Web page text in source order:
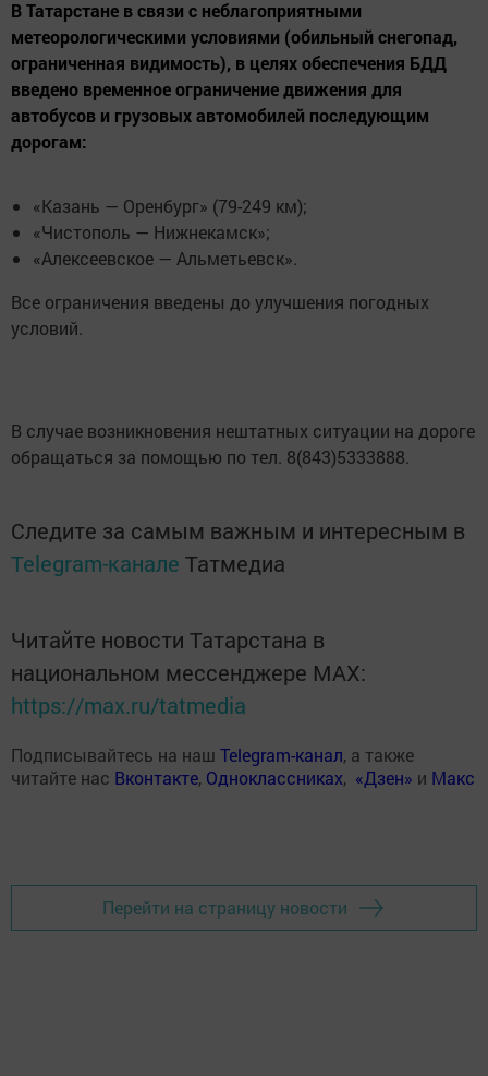
В Татарстане в связи с неблагоприятными
метеорологическими условиями (обильный снегопад,
ограниченная видимость), в целях обеспечения БДД
введено временное ограничение движения для
автобусов и грузовых автомобилей последующим
дорогам:
«Казань — Оренбург» (79-249 км);
«Чистополь — Нижнекамск»;
«Алексеевское — Альметьевск».
Все ограничения введены до улучшения погодных
условий.
В случае возникновения нештатных ситуации на дороге
обращаться за помощью по тел. 8(843)5333888.
Следите за самым важным и интересным в
Telegram-канале Татмедиа
Читайте новости Татарстана в
национальном мессенджере MАХ:
https://max.ru/tatmedia
Подписывайтесь на наш Telegram-канал, а также
читайте нас Вконтакте, Одноклассниках, «Дзен» и Макс
Перейти на страницу новости